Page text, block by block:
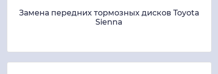
Замена передних тормозных дисков Toyota
Sienna